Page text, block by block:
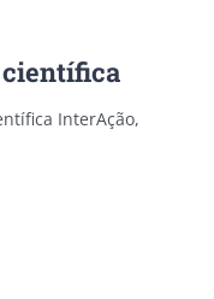
científica
InterAção,